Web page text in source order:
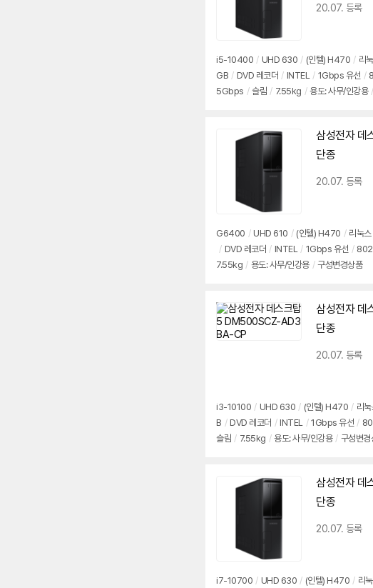
20.07. 등록
i5-10400 / UHD 630 / (인텔) H470 / 리
GB / DVD 레코더 / INTEL / 1Gbps 유선 /
5Gbps / 슬림 / 7.55kg / 용도: 사무/인강용 /
삼성전자
단종
20.07. 등록
G6400 / UHD 610 / (인텔) H470 / 리눅스
/ DVD 레코더 / INTEL / 1Gbps 유선 /
7.55kg / 용도: 사무/인강용 / 구성변경상품
삼성전자
단종
20.07. 등록
i3-10100 / UHD 630 / (인텔) H470 / 리
B / DVD 레코더 / INTEL / 1Gbps 유선 /
슬림 / 7.55kg / 용도: 사무/인강용 / 구성변경
삼성전자
단종
20.07. 등록
i7-10700 / UHD 630 / (인텔) H470 / 리